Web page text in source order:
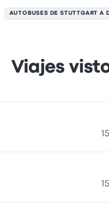
AUTOBUSES DE STUTTGART A
Viajes